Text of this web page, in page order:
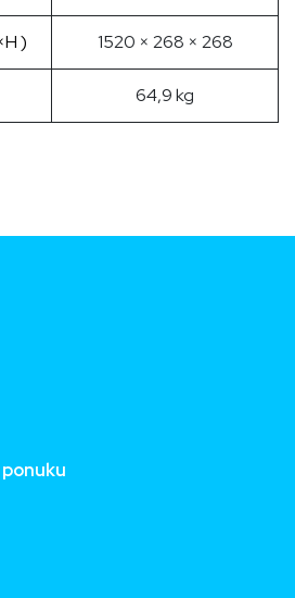
) 1520 × 268 × 268
64,9 kg